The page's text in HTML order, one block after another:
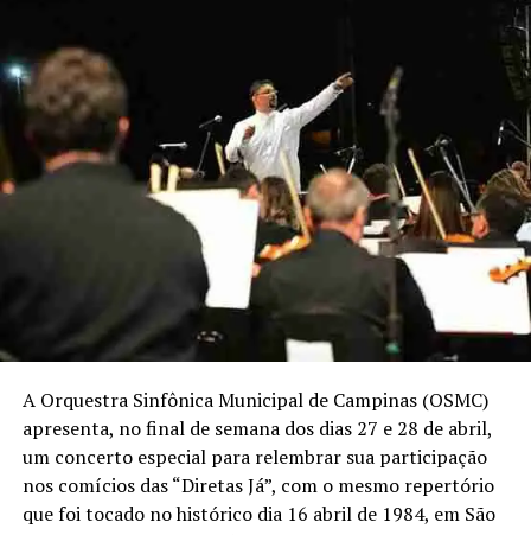
A Orquestra Sinfônica Municipal de Campinas (OSMC)
apresenta, no final de semana dos dias 27 e 28 de abril,
um concerto especial para relembrar sua participação
nos comícios das “Diretas Já”, com o mesmo repertório
que foi tocado no histórico dia 16 abril de 1984, em São